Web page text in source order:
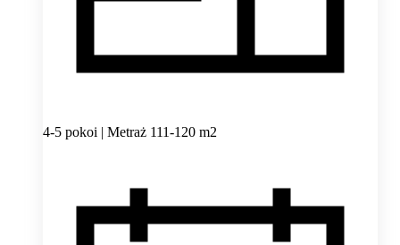
4-5 pokoi | Metraż 111-120 m2